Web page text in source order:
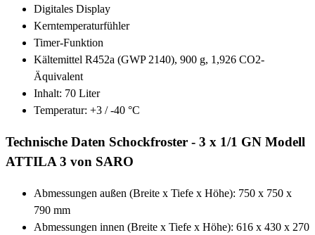
Digitales Display
Kerntemperaturfühler
Timer-Funktion
Kältemittel R452a (GWP 2140), 900 g, 1,926 CO2-
Äquivalent
Inhalt: 70 Liter
Temperatur: +3 / -40 °C
Technische Daten Schockfroster - 3 x 1/1 GN Modell
ATTILA 3 von SARO
Abmessungen außen (Breite x Tiefe x Höhe): 750 x 750 x
790 mm
Abmessungen innen (Breite x Tiefe x Höhe): 616 x 430 x 270